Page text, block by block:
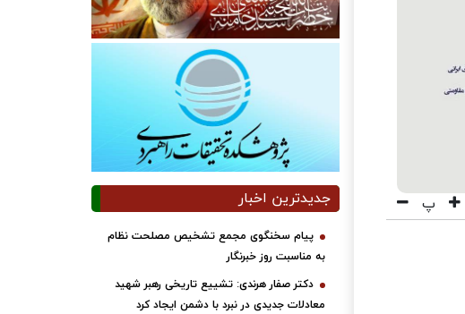
پ جدیدترین اخبار
پیام سخنگوی مجمع تشخیص مصلحت نظام
به مناسبت روز خبرنگار
دکتر صفار هرندی: تشییع تاریخی رهبر شهید
معادلات جدیدی در نبرد با دشمن ایجاد کرد